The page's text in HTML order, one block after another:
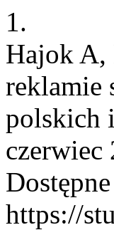
1.
Hajok A,
reklamie
polskich
czerwiec
https://